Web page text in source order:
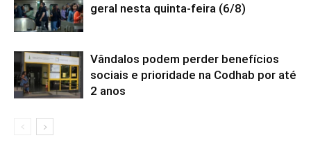
geral nesta quinta-feira (6/8)
Vândalos podem perder benefícios
sociais e prioridade na Codhab por até
2 anos